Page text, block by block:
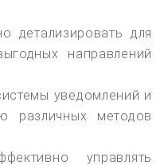
для
направлений
уведомлений и
различных методов
управлять